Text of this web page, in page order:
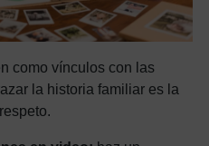
como vínculos con las
la historia familiar es la